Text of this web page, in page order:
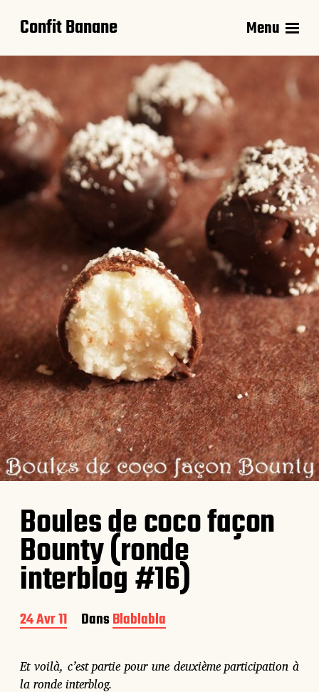
Confit Banane Menu
Boules de coco façon
Bounty (ronde
interblog #16)
D
a
e
d
24 Avr 11 DansBlablabla
Et voilà, c’est partie pour une deuxième participation à
la ronde interblog.